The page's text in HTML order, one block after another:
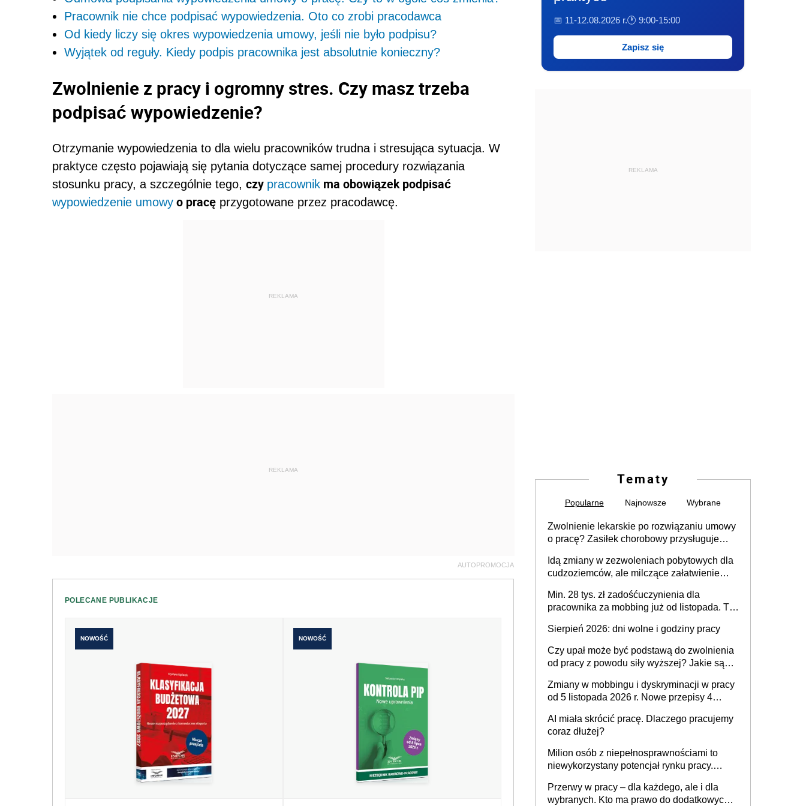
Pracownik nie chce podpisać wypowiedzenia. Oto co zrobi pracodawca
Od kiedy liczy się okres wypowiedzenia umowy, jeśli nie było podpisu?
Wyjątek od reguły. Kiedy podpis pracownika jest absolutnie konieczny?
Zwolnienie z pracy i ogromny stres. Czy masz trzeba
podpisać wypowiedzenie?
Otrzymanie wypowiedzenia to dla wielu pracowników trudna i stresująca sytuacja. W
praktyce często pojawiają się pytania dotyczące samej procedury rozwiązania
stosunku pracy, a szczególnie tego, czy pracownik ma obowiązek podpisać
wypowiedzenie umowy o pracę przygotowane przez pracodawcę.
REKLAMA
REKLAMA
AUTOPROMOCJA
POLECANE PUBLIKACJE
NOWOŚĆ NOWOŚĆ
📅 11-12.08.2026 r.🕐 9:00-15:00
Zapisz się
REKLAMA
Tematy
Popularne Najnowsze Wybrane
Zwolnienie lekarskie po rozwiązaniu umowy
o pracę? Zasiłek chorobowy przysługuje
dni od ustania stosunku pracy
Idą zmiany w zezwoleniach pobytowych dla
cudzoziemców, ale milczące załatwienie
Min. 28 tys. zł zadośćuczynienia dla
pracownika za mobbing już od listopada. To
zespołu
Sierpień 2026: dni wolne i godziny pracy
Czy upał może być podstawą do zwolnienia
od pracy z powodu siły wyższej? Jakie są
Zmiany w mobbingu i dyskryminacji w pracy
od 5 listopada 2026 r. Nowe przepisy 4
Ustaw
AI miała skrócić pracę. Dlaczego pracujemy
coraz dłużej?
Milion osób z niepełnosprawnościami to
niewykorzystany potencjał rynku pracy.
dofinansowań czy refundacji, ale bariery po
stronie systemu i świadomości
Przerwy w pracy – dla każdego, ale i dla
wybranych. Kto ma prawo do dodatkowych